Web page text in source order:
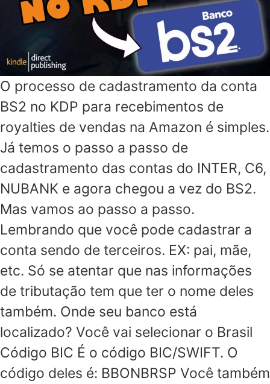
O processo de cadastramento da conta
BS2 no KDP para recebimentos de
royalties de vendas na Amazon é simples.
Já temos o passo a passo de
cadastramento das contas do INTER, C6,
NUBANK e agora chegou a vez do BS2.
Mas vamos ao passo a passo.
Lembrando que você pode cadastrar a
conta sendo de terceiros. EX: pai, mãe,
etc. Só se atentar que nas informações
de tributação tem que ter o nome deles
também. Onde seu banco está
localizado? Você vai selecionar o Brasil
Código BIC É o código BIC/SWIFT. O
código deles é: BBONBRSP Você também